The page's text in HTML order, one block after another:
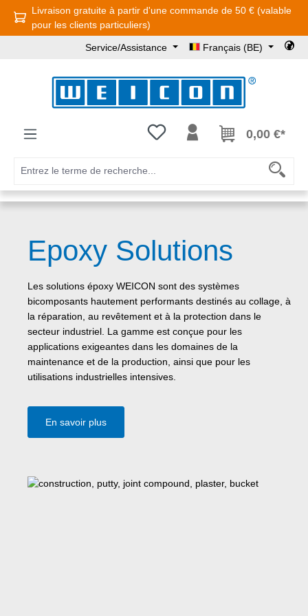
Passer au contenu principal
Livraison gratuite à partir d'une commande de 50 € (valable
pour les clients particuliers)
Service/Assistance Français (BE)
Vous avez 0 articles dans votre
0,00 €*
Epoxy Solutions
Les solutions époxy WEICON sont des systèmes
bicomposants hautement performants destinés au collage, à
la réparation, au revêtement et à la protection dans le
secteur industriel. La gamme est conçue pour les
applications exigeantes dans les domaines de la
maintenance et de la production, ainsi que pour les
utilisations industrielles intensives.
En savoir plus